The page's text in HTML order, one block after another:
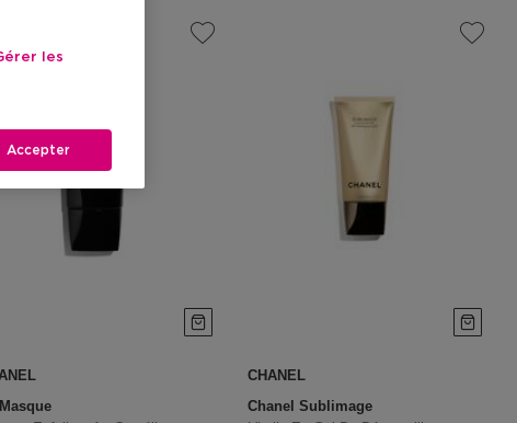
CHANEL
Chanel Sublimage
les
Accepter